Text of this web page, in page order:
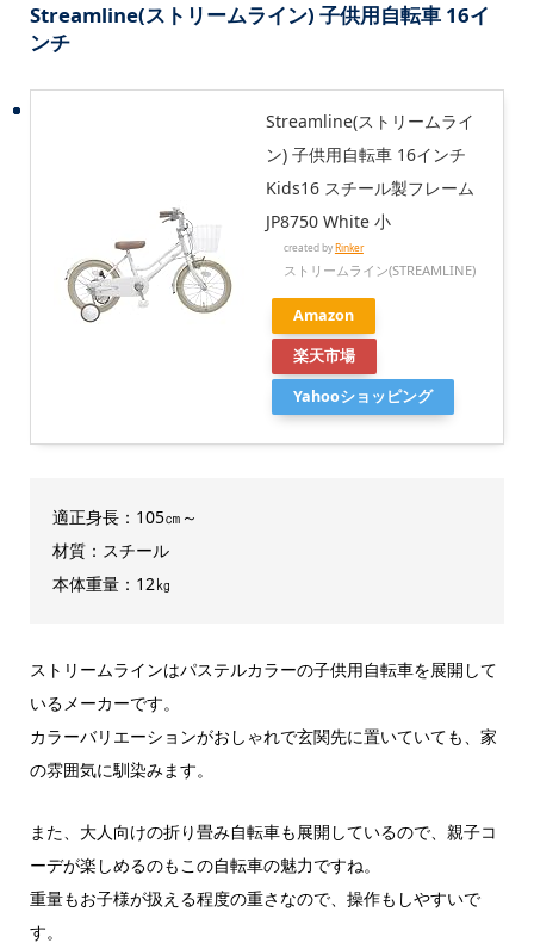
Streamline(ストリームライン) 子供用自転車 16イ
ンチ
Streamline(ストリームライ
ン) 子供用自転車 16インチ
Kids16 スチール製フレーム
JP8750 White 小
created by Rinker
ストリームライン(STREAMLINE)
Amazon
楽天市場
Yahooショッピング
適正身長：105㎝～
材質：スチール
本体重量：12㎏
ストリームラインはパステルカラーの子供用自転車を展開して
いるメーカーです。
カラーバリエーションがおしゃれで玄関先に置いていても、家
の雰囲気に馴染みます。
また、大人向けの折り畳み自転車も展開しているので、親子コ
ーデが楽しめるのもこの自転車の魅力ですね。
重量もお子様が扱える程度の重さなので、操作もしやすいで
す。